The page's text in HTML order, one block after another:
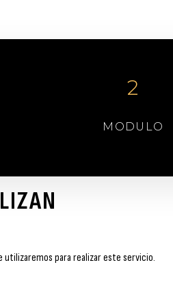
2
MODULO
para realizar este servicio.